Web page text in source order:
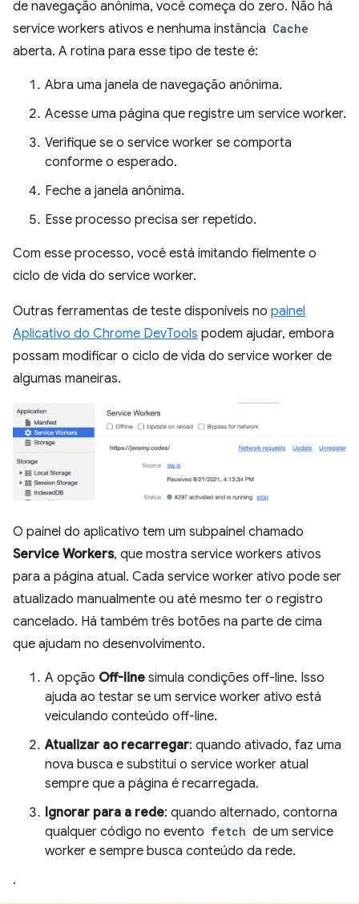
de navegação anônima, você começa do zero. Não há
service workers ativos e nenhuma instância Cache
aberta. A rotina para esse tipo de teste é:
Abra uma janela de navegação anônima.
Acesse uma página que registre um service worker.
Verifique se o service worker se comporta
conforme o esperado.
Feche a janela anônima.
Esse processo precisa ser repetido.
Com esse processo, você está imitando fielmente o
ciclo de vida do service worker.
Outras ferramentas de teste disponíveis no painel
Aplicativo do Chrome DevTools podem ajudar, embora
possam modificar o ciclo de vida do service worker de
algumas maneiras.
O painel do aplicativo tem um subpainel chamado
Service Workers, que mostra service workers ativos
para a página atual. Cada service worker ativo pode ser
atualizado manualmente ou até mesmo ter o registro
cancelado. Há também três botões na parte de cima
que ajudam no desenvolvimento.
A opção Off-line simula condições off-line. Isso
ajuda ao testar se um service worker ativo está
veiculando conteúdo off-line.
Atualizar ao recarregar: quando ativado, faz uma
nova busca e substitui o service worker atual
sempre que a página é recarregada.
Ignorar para a rede: quando alternado, contorna
qualquer código no evento fetch de um service
worker e sempre busca conteúdo da rede.
.